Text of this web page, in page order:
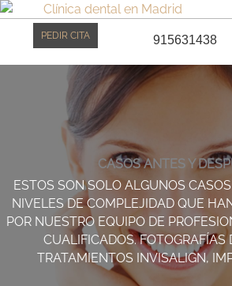
Ir
contenido
PEDIR CITA 915631438
Clínica dental Bernabéu
ANTES DESPUES
CASOS ANTES Y
ESTOS SON SOLO ALGUNOS
NIVELES DE COMPLEJIDAD QUE
POR NUESTRO EQUIPO DE
CUALIFICADOS. FOTOGRAFÍAS
TRATAMIENTOS INVISALIGN,